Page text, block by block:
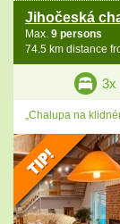
Jihočeská
Max. 9 persons
74.5 km distance
3x
„Chalupa na